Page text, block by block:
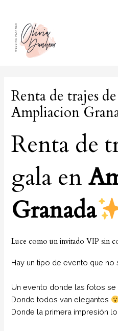
contenido
Renta de trajes
Ampliacion
Renta de
gala en
Granada
Luce como un invitado VIP sin
Hay un tipo de evento que no
Un evento donde las fotos
Donde todos van elegantes
Donde la primera impresión